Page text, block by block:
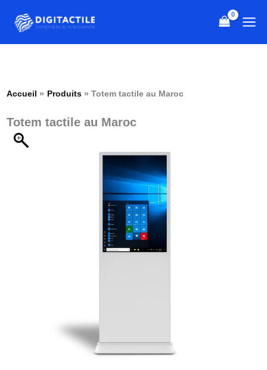
Accueil Produits Totem tactile au Maroc
Totem tactile au Maroc
de
Maroc